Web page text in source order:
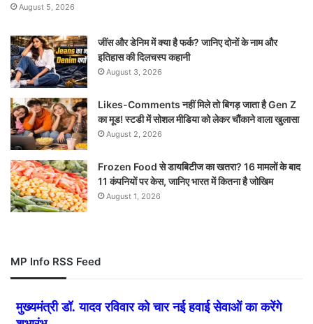
August 5, 2026
जींस और डेनिम में क्या है फर्क? जानिए दोनों के नाम और
इतिहास की दिलचस्प कहानी
August 3, 2026
Likes-Comments नहीं मिले तो बिगड़ जाता है Gen Z
का मूड! स्टडी में सोशल मीडिया को लेकर चौंकाने वाला खुलासा
August 2, 2026
Frozen Food से डायबिटीज का खतरा? 16 मामलों के बाद
11 कंपनियों पर केस, जानिए भारत में कितना है जोखिम
August 1, 2026
MP Info RSS Feed